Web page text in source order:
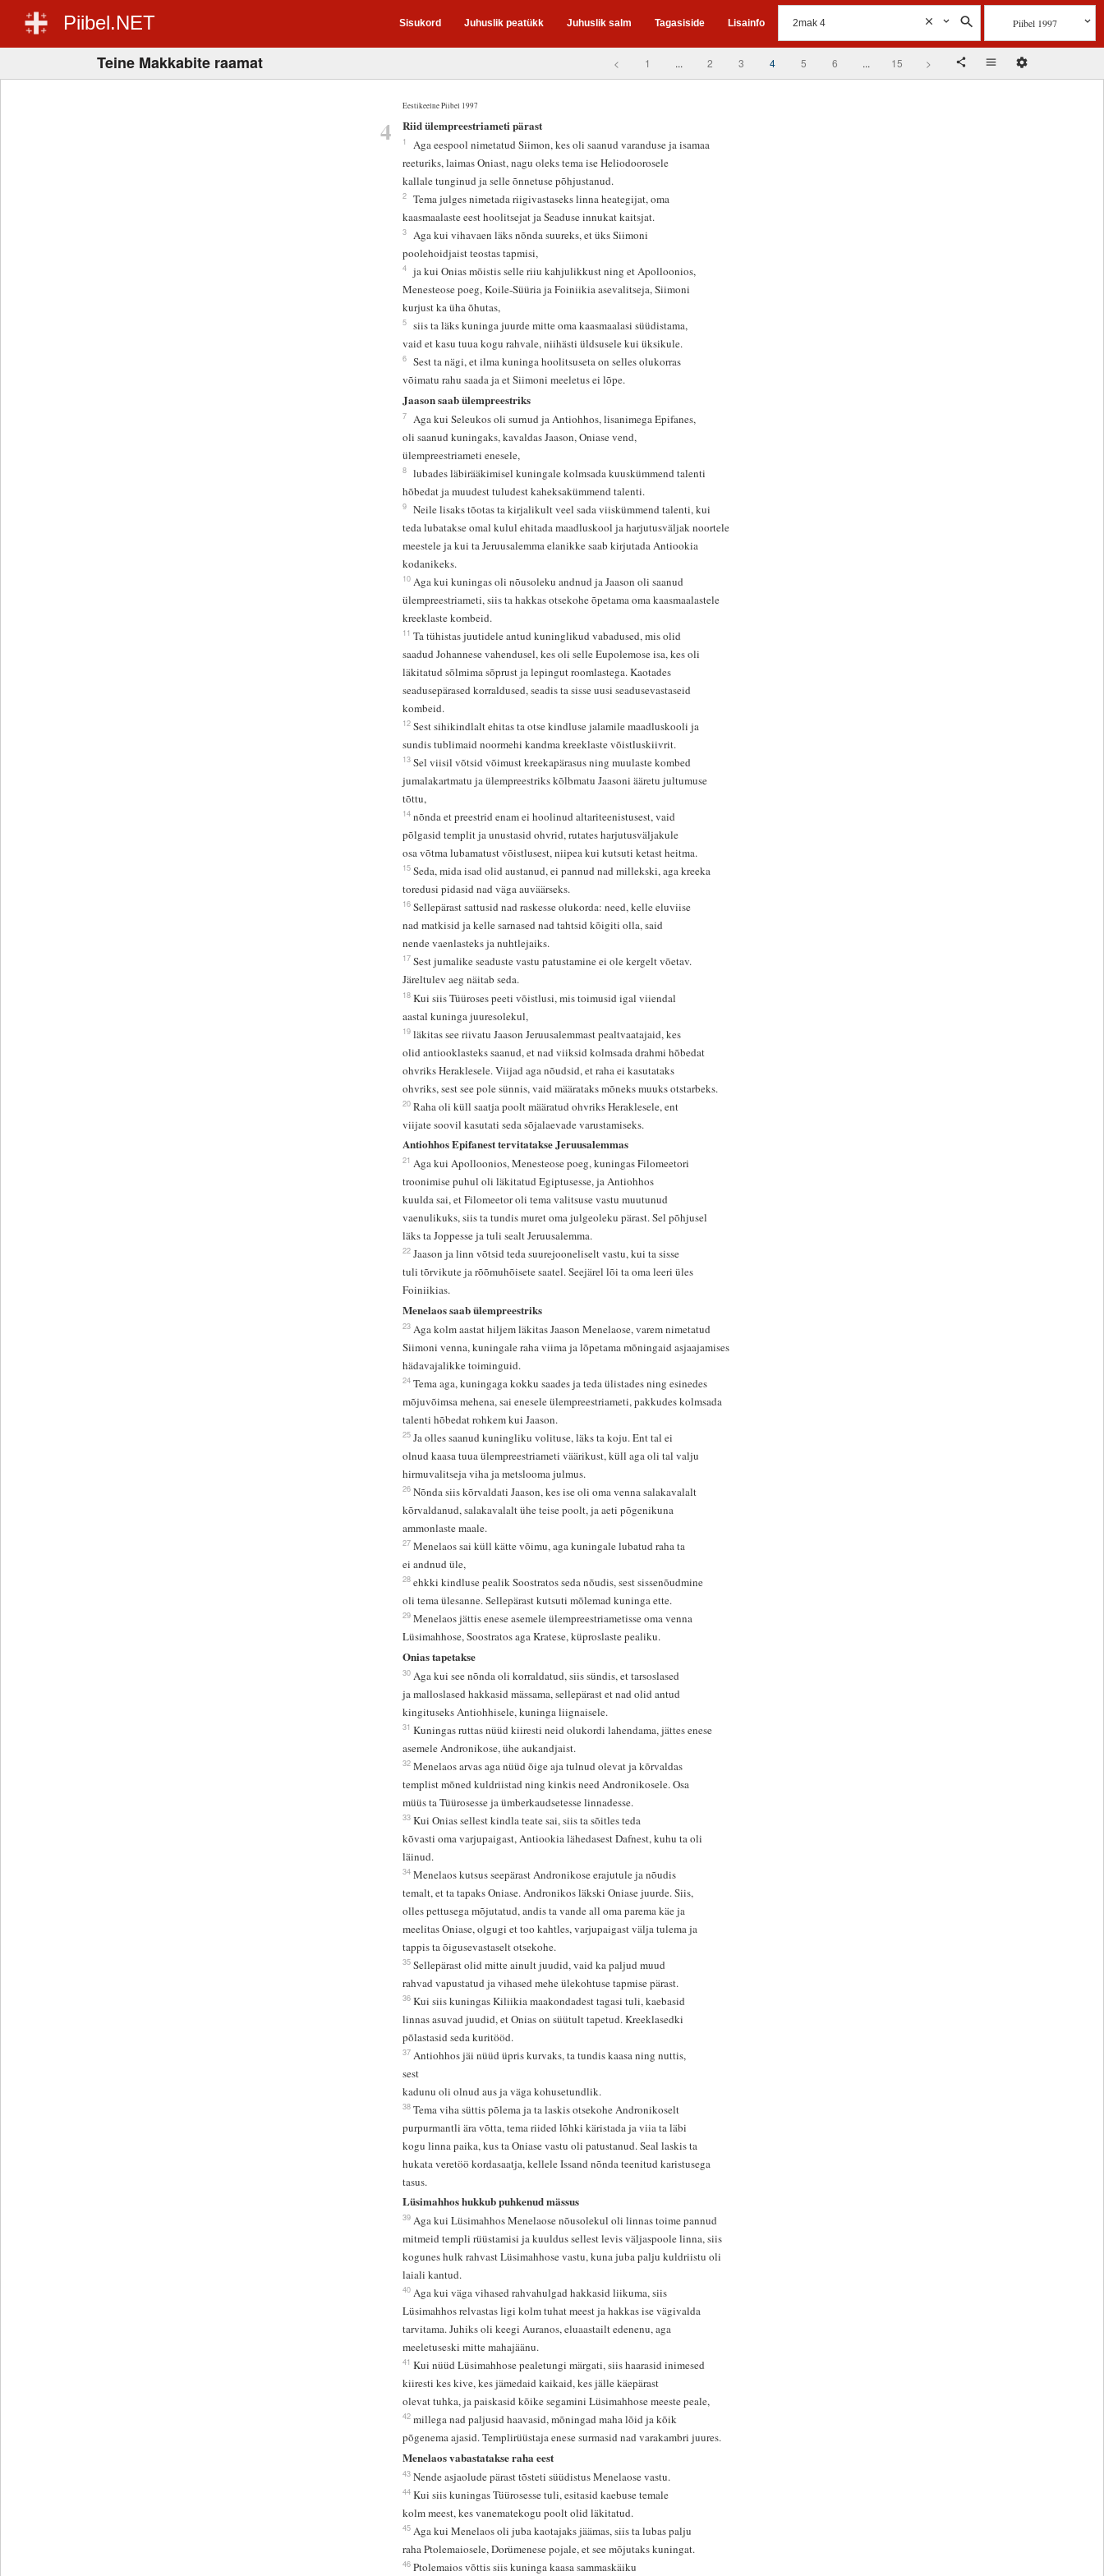
Piibel.NET Sisukord Juhuslik peatükk Juhuslik salm Tagasiside Lisainfo Piibel 1997
Teine Makkabite raamat < 1 ... 2 3 4 5 6 ... 15 >
Eestikeelne Piibel 1997
4 Riid ülempreestriameti pärast
1
Aga eespool nimetatud Siimon, kes oli saanud varanduse ja isamaa
reeturiks, laimas Oniast, nagu oleks tema ise Heliodoorosele
kallale tunginud ja selle õnnetuse põhjustanud.
2 Tema julges nimetada riigivastaseks linna heategijat, oma
kaasmaalaste eest hoolitsejat ja Seaduse innukat kaitsjat.
3 Aga kui vihavaen läks nõnda suureks, et üks Siimoni
poolehoidjaist teostas tapmisi,
4 ja kui Onias mõistis selle riiu kahjulikkust ning et Apolloonios,
Menesteose poeg, Koile-Süüria ja Foiniikia asevalitseja, Siimoni
kurjust ka üha õhutas,
5 siis ta läks kuninga juurde mitte oma kaasmaalasi süüdistama,
vaid et kasu tuua kogu rahvale, niihästi üldsusele kui üksikule.
6 Sest ta nägi, et ilma kuninga hoolitsuseta on selles olukorras
võimatu rahu saada ja et Siimoni meeletus ei lõpe.
Jaason saab ülempreestriks
7 Aga kui Seleukos oli surnud ja Antiohhos, lisanimega Epifanes,
oli saanud kuningaks, kavaldas Jaason, Oniase vend,
ülempreestriameti enesele,
8 lubades läbirääkimisel kuningale kolmsada kuuskümmend talenti
hõbedat ja muudest tuludest kaheksakümmend talenti.
9 Neile lisaks tõotas ta kirjalikult veel sada viiskümmend talenti, kui
teda lubatakse omal kulul ehitada maadluskool ja harjutusväljak noortele
meestele ja kui ta Jeruusalemma elanikke saab kirjutada Antiookia
kodanikeks.
10 Aga kui kuningas oli nõusoleku andnud ja Jaason oli saanud
ülempreestriameti, siis ta hakkas otsekohe õpetama oma kaasmaalastele
kreeklaste kombeid.
11 Ta tühistas juutidele antud kuninglikud vabadused, mis olid
saadud Johannese vahendusel, kes oli selle Eupolemose isa, kes oli
läkitatud sõlmima sõprust ja lepingut roomlastega. Kaotades
seadusepärased korraldused, seadis ta sisse uusi seadusevastaseid
kombeid.
12 Sest sihikindlalt ehitas ta otse kindluse jalamile maadluskooli ja
sundis tublimaid noormehi kandma kreeklaste võistluskiivrit.
13 Sel viisil võtsid võimust kreekapärasus ning muulaste kombed
jumalakartmatu ja ülempreestriks kõlbmatu Jaasoni ääretu jultumuse
tõttu,
14 nõnda et preestrid enam ei hoolinud altariteenistusest, vaid
põlgasid templit ja unustasid ohvrid, rutates harjutusväljakule
osa võtma lubamatust võistlusest, niipea kui kutsuti ketast heitma.
15 Seda, mida isad olid austanud, ei pannud nad millekski, aga kreeka
toredusi pidasid nad väga auväärseks.
16 Sellepärast sattusid nad raskesse olukorda: need, kelle eluviise
nad matkisid ja kelle sarnased nad tahtsid kõigiti olla, said
nende vaenlasteks ja nuhtlejaiks.
17 Sest jumalike seaduste vastu patustamine ei ole kergelt võetav.
Järeltulev aeg näitab seda.
18 Kui siis Tüüroses peeti võistlusi, mis toimusid igal viiendal
aastal kuninga juuresolekul,
19 läkitas see riivatu Jaason Jeruusalemmast pealtvaatajaid, kes
olid antiooklasteks saanud, et nad viiksid kolmsada drahmi hõbedat
ohvriks Heraklesele. Viijad aga nõudsid, et raha ei kasutataks
ohvriks, sest see pole sünnis, vaid määrataks mõneks muuks otstarbeks.
20 Raha oli küll saatja poolt määratud ohvriks Heraklesele, ent
viijate soovil kasutati seda sõjalaevade varustamiseks.
Antiohhos Epifanest tervitatakse Jeruusalemmas
21 Aga kui Apolloonios, Menesteose poeg, kuningas Filomeetori
troonimise puhul oli läkitatud Egiptusesse, ja Antiohhos
kuulda sai, et Filomeetor oli tema valitsuse vastu muutunud
vaenulikuks, siis ta tundis muret oma julgeoleku pärast. Sel põhjusel
läks ta Joppesse ja tuli sealt Jeruusalemma.
22 Jaason ja linn võtsid teda suurejooneliselt vastu, kui ta sisse
tuli tõrvikute ja rõõmuhõisete saatel. Seejärel lõi ta oma leeri üles
Foiniikias.
Menelaos saab ülempreestriks
23 Aga kolm aastat hiljem läkitas Jaason Menelaose, varem nimetatud
Siimoni venna, kuningale raha viima ja lõpetama mõningaid asjaajamises
hädavajalikke toiminguid.
24 Tema aga, kuningaga kokku saades ja teda ülistades ning esinedes
mõjuvõimsa mehena, sai enesele ülempreestriameti, pakkudes kolmsada
talenti hõbedat rohkem kui Jaason.
25 Ja olles saanud kuningliku volituse, läks ta koju. Ent tal ei
olnud kaasa tuua ülempreestriameti väärikust, küll aga oli tal valju
hirmuvalitseja viha ja metslooma julmus.
26 Nõnda siis kõrvaldati Jaason, kes ise oli oma venna salakavalalt
kõrvaldanud, salakavalalt ühe teise poolt, ja aeti põgenikuna
ammonlaste maale.
27 Menelaos sai küll kätte võimu, aga kuningale lubatud raha ta
ei andnud üle,
28 ehkki kindluse pealik Soostratos seda nõudis, sest sissenõudmine
oli tema ülesanne. Sellepärast kutsuti mõlemad kuninga ette.
29 Menelaos jättis enese asemele ülempreestriametisse oma venna
Lüsimahhose, Soostratos aga Kratese, küproslaste pealiku.
Onias tapetakse
30 Aga kui see nõnda oli korraldatud, siis sündis, et tarsoslased
ja malloslased hakkasid mässama, sellepärast et nad olid antud
kingituseks Antiohhisele, kuninga liignaisele.
31 Kuningas ruttas nüüd kiiresti neid olukordi lahendama, jättes enese
asemele Andronikose, ühe aukandjaist.
32 Menelaos arvas aga nüüd õige aja tulnud olevat ja kõrvaldas
templist mõned kuldriistad ning kinkis need Andronikosele. Osa
müüs ta Tüürosesse ja ümberkaudsetesse linnadesse.
33 Kui Onias sellest kindla teate sai, siis ta sõitles teda
kõvasti oma varjupaigast, Antiookia lähedasest Dafnest, kuhu ta oli
läinud.
34 Menelaos kutsus seepärast Andronikose erajutule ja nõudis
temalt, et ta tapaks Oniase. Andronikos läkski Oniase juurde. Siis,
olles pettusega mõjutatud, andis ta vande all oma parema käe ja
meelitas Oniase, olgugi et too kahtles, varjupaigast välja tulema ja
tappis ta õigusevastaselt otsekohe.
35 Sellepärast olid mitte ainult juudid, vaid ka paljud muud
rahvad vapustatud ja vihased mehe ülekohtuse tapmise pärast.
36 Kui siis kuningas Kiliikia maakondadest tagasi tuli, kaebasid
linnas asuvad juudid, et Onias on süütult tapetud. Kreeklasedki
põlastasid seda kuritööd.
37 Antiohhos jäi nüüd üpris kurvaks, ta tundis kaasa ning nuttis,
sest
kadunu oli olnud aus ja väga kohusetundlik.
38 Tema viha süttis põlema ja ta laskis otsekohe Andronikoselt
purpurmantli ära võtta, tema riided lõhki käristada ja viia ta läbi
kogu linna paika, kus ta Oniase vastu oli patustanud. Seal laskis ta
hukata veretöö kordasaatja, kellele Issand nõnda teenitud karistusega
tasus.
Lüsimahhos hukkub puhkenud mässus
39 Aga kui Lüsimahhos Menelaose nõusolekul oli linnas toime pannud
mitmeid templi rüüstamisi ja kuuldus sellest levis väljaspoole linna, siis
kogunes hulk rahvast Lüsimahhose vastu, kuna juba palju kuldriistu oli
laiali kantud.
40 Aga kui väga vihased rahvahulgad hakkasid liikuma, siis
Lüsimahhos relvastas ligi kolm tuhat meest ja hakkas ise vägivalda
tarvitama. Juhiks oli keegi Auranos, eluaastailt edenenu, aga
meeletuseski mitte mahajäänu.
41 Kui nüüd Lüsimahhose pealetungi märgati, siis haarasid inimesed
kiiresti kes kive, kes jämedaid kaikaid, kes jälle käepärast
olevat tuhka, ja paiskasid kõike segamini Lüsimahhose meeste peale,
42 millega nad paljusid haavasid, mõningad maha lõid ja kõik
põgenema ajasid. Templirüüstaja enese surmasid nad varakambri juures.
Menelaos vabastatakse raha eest
43 Nende asjaolude pärast tõsteti süüdistus Menelaose vastu.
44 Kui siis kuningas Tüürosesse tuli, esitasid kaebuse temale
kolm meest, kes vanematekogu poolt olid läkitatud.
45 Aga kui Menelaos oli juba kaotajaks jäämas, siis ta lubas palju
raha Ptolemaiosele, Dorümenese pojale, et see mõjutaks kuningat.
46 Ptolemaios võttis siis kuninga kaasa sammaskäiku